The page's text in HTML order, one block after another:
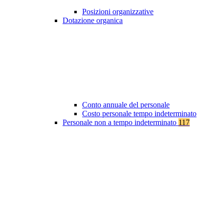
Posizioni organizzative
Dotazione organica
Conto annuale del personale
Costo personale tempo indeterminato
Personale non a tempo indeterminato 117